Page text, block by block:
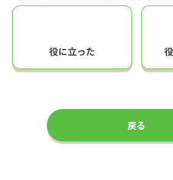
役に立った
戻る